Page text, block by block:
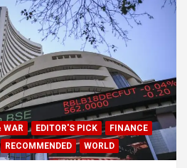
WAR EDITOR'S PICK
FINANCE
RECOMMENDED WORLD